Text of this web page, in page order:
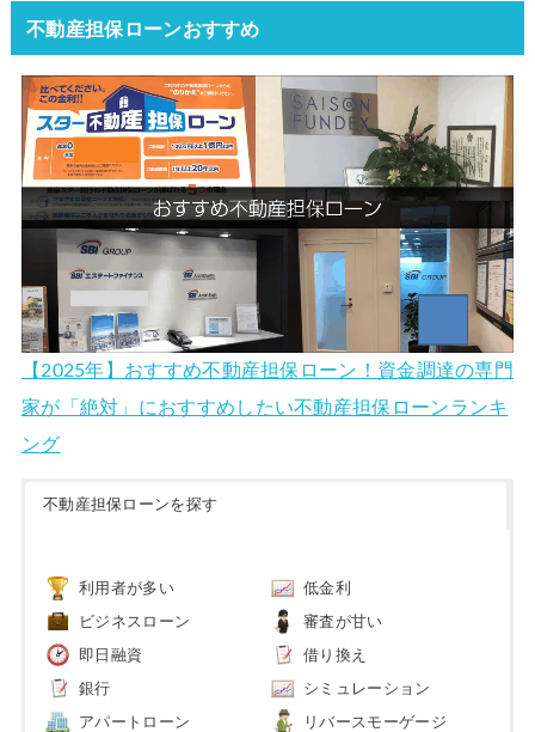
不動産担保ローンおすすめ
【2025年】おすすめ不動産担保ローン！資金調達の専門
家が「絶対」におすすめしたい不動産担保ローンランキ
ング
不動産担保ローンを探す
利用者が多い 低金利
ビジネスローン 審査が甘い
即日融資 借り換え
銀行 シミュレーション
アパートローン リバースモーゲージ